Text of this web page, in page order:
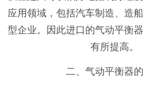
应用领域，包括汽车制造、造
型企业。因此进口的气动平衡
有所提高。
二、气动平衡器